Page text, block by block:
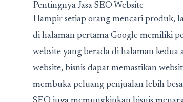
Pentingnya Jasa SEO Website
Hampir setiap orang mencari produk,
di halaman pertama Google memiliki
website yang berada di halaman kedua
website, bisnis dapat memastikan
membuka peluang penjualan lebih